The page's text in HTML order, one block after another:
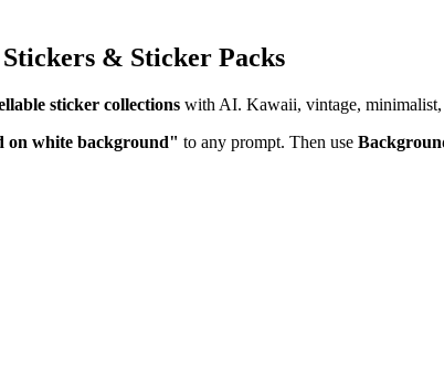
& Sticker Packs
sticker collections with AI. Kawaii, vintage, minimalist,
on white background" to any prompt. Then use